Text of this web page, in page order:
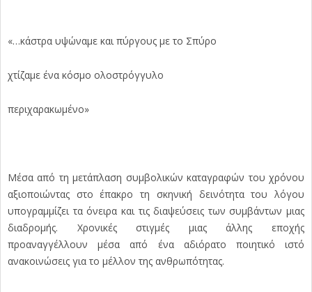
«…κάστρα υψώναμε και πύργους με το Σπύρο
χτίζαμε ένα κόσμο ολοστρόγγυλο
περιχαρακωμένο»
Μέσα από τη μετάπλαση συμβολικών καταγραφών του χρόνου
αξιοποιώντας στο έπακρο τη σκηνική δεινότητα του λόγου
υπογραμμίζει τα όνειρα και τις διαψεύσεις των συμβάντων μιας
διαδρομής. Χρονικές στιγμές μιας άλλης εποχής
προαναγγέλλουν μέσα από ένα αδιόρατο ποιητικό ιστό
ανακοινώσεις για το μέλλον της ανθρωπότητας.